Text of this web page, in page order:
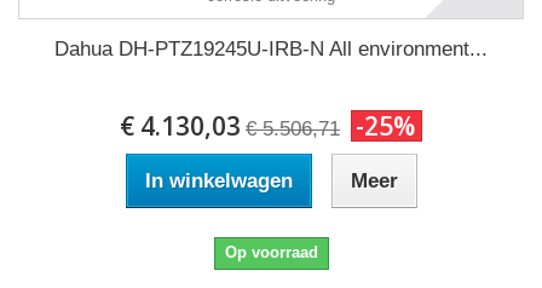
Dahua DH-PTZ19245U-IRB-N All environment...
€ 4.130,03 € 5.506,71 -25%
In winkelwagen Meer
Op voorraad